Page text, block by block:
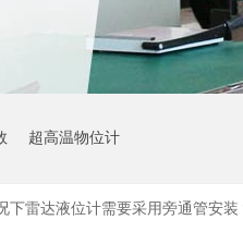
超高温物位计
下雷达液位计需要采用旁通管安装